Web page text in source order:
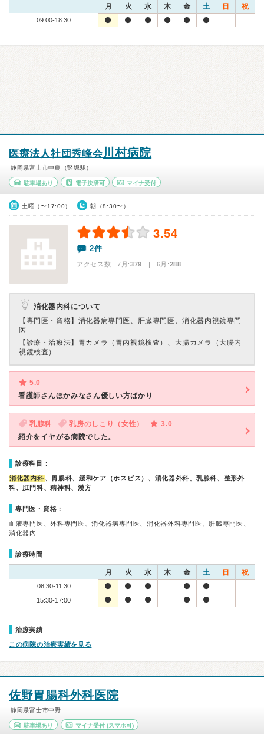
月 火 水 木 金 土 日 祝
09:00-18:30
医療法人社団秀峰会川村病院
静岡県富士市中島（竪堀駅）
駐車場あり 電子決済可 マイナ受付
土曜（〜17:00） 朝（8:30〜）
3.54
2件
アクセス数 7月:379 | 6月:288
消化器内科について
【専門医・資格】 消化器病専門医、肝臓専門医、消化器内視鏡専門
医
【診療・治療法】 胃カメラ（胃内視鏡検査）、大腸カメラ（大腸内
視鏡検査）
5.0
看護師さんほかみなさん優しい方ばかり
乳腺科 乳房のしこり（女性）
3.0
紹介をイヤがる病院でした。
診療科目：
消化器内科 、胃腸科、緩和ケア（ホスピス）、消化器外科、乳腺科、整形外
科、肛門科、精神科、漢方
専門医・資格：
血液専門医、外科専門医、消化器病専門医、消化器外科専門医、肝臓専門医、
消化器内…
診療時間
月 火 水 木 金 土 日 祝
08:30-11:30
15:30-17:00
治療実績
この病院の治療実績を見る
佐野胃腸科外科医院
静岡県富士市中野
駐車場あり マイナ受付(スマホ可)